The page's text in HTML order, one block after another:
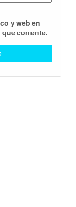
y web en
comente.